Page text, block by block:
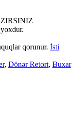
qorunur. İsti
, Dönər Retort, Buxar